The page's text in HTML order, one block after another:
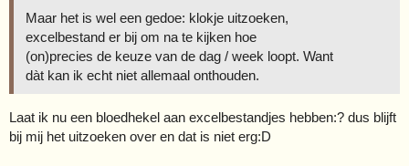
Maar het is wel een gedoe: klokje uitzoeken,
excelbestand er bij om na te kijken hoe
(on)precies de keuze van de dag / week loopt. Want
dàt kan ik echt niet allemaal onthouden.
Laat ik nu een bloedhekel aan excelbestandjes hebben:? dus blijft
bij mij het uitzoeken over en dat is niet erg:D